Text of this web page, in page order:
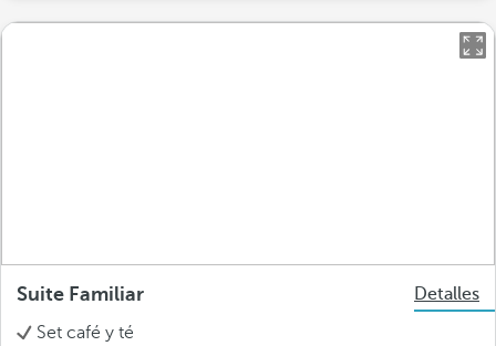
Suite Familiar
Detalles
Set café y té